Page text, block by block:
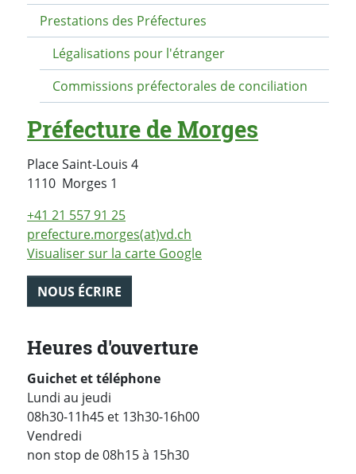
Prestations des Préfectures
Légalisations pour l'étranger
Commissions préfectorales de conciliation
Préfecture de Morges
Place Saint-Louis 4
1110 Morges 1
+41 21 557 91 25
prefecture.morges(at)vd.ch
Visualiser sur la carte Google
NOUS ÉCRIRE
Heures d'ouverture
Guichet et téléphone
Lundi au jeudi
08h30-11h45 et 13h30-16h00
Vendredi
non stop de 08h15 à 15h30